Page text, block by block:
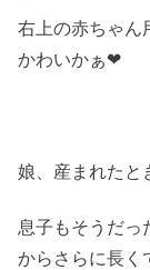
右上の赤ちゃん
かわいかぁ❤
娘、産まれたと
息子もそうだっ
からさらに長く